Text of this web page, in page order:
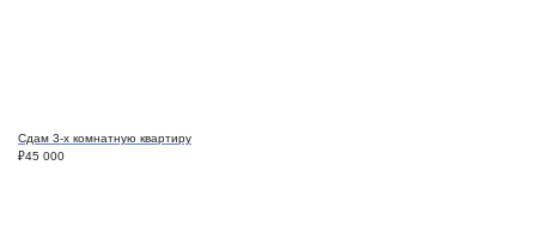
Сдам 3-х комнатную квартиру
₽45 000